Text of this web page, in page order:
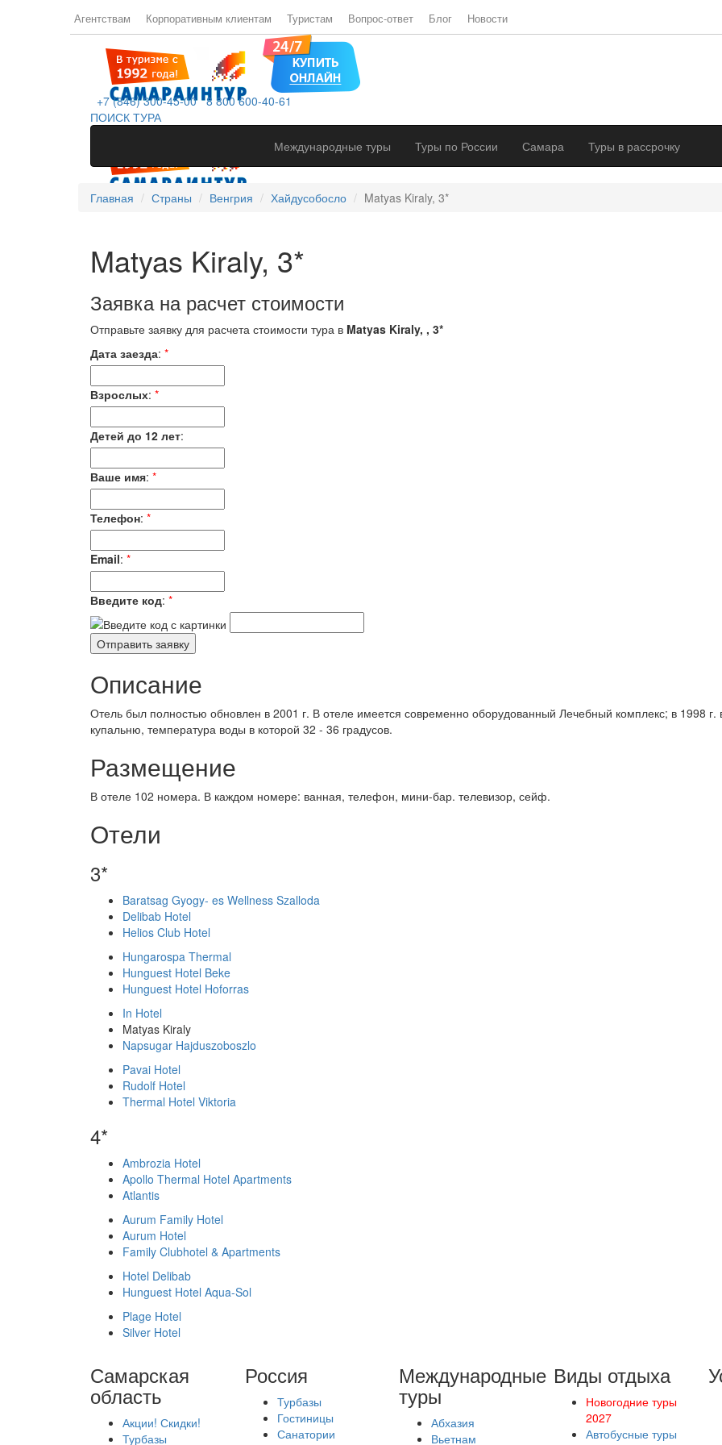
Агентствам Корпоративным клиентам Туристам Вопрос-ответ Блог Новости
+7 (846) 300-45-00 8 800 600-40-61
ПОИСК ТУРА
Международные туры
Туры по России Самара Туры в рассрочку
Главная Страны Венгрия Хайдусобосло Matyas Kiraly, 3*
Matyas Kiraly, 3*
Заявка на расчет стоимости
Отправьте заявку для расчета стоимости тура в Matyas Kiraly, , 3*
Дата заезда: *
Взрослых: *
Детей до 12 лет:
Ваше имя: *
Телефон: *
Email: *
Введите код: *
Описание
Отель был полностью обновлен в 2001 г. В отеле имеется современно оборудованный Лечебный комплекс; в 1998
купальню, температура воды в которой 32 - 36 градусов.
Размещение
В отеле 102 номера. В каждом номере: ванная, телефон, мини-бар. телевизор, сейф.
Отели
3*
Baratsag Gyogy- es Wellness Szalloda
Delibab Hotel
Helios Club Hotel
Hungarospa Thermal
Hunguest Hotel Beke
Hunguest Hotel Hoforras
In Hotel
Matyas Kiraly
Napsugar Hajduszoboszlo
Pavai Hotel
Rudolf Hotel
Thermal Hotel Viktoria
4*
Ambrozia Hotel
Apollo Thermal Hotel Apartments
Atlantis
Aurum Family Hotel
Aurum Hotel
Family Clubhotel & Apartments
Hotel Delibab
Hunguest Hotel Aqua-Sol
Plage Hotel
Silver Hotel
Самарская
область
Акции! Скидки!
Турбазы
Россия
Турбазы
Гостиницы
Санатории
Международные
туры
Абхазия
Вьетнам
Виды отдыха
Новогодние туры
2027
Автобусные туры